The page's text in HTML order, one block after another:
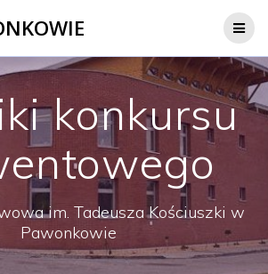
do
konkursu
im. Tadeusza Kościuszki w
Pawonkowie